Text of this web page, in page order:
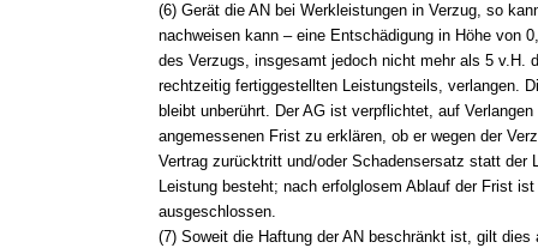
(6) Gerät die AN bei Werkleistungen in Verzug, so
nachweisen kann – eine Entschädigung in Höhe von
des Verzugs, insgesamt jedoch nicht mehr als 5 v.H.
rechtzeitig fertiggestellten Leistungsteils, verlangen.
bleibt unberührt. Der AG ist verpflichtet, auf
angemessenen Frist zu erklären, ob er wegen der
Vertrag zurücktritt und/oder Schadensersatz statt der
Leistung besteht; nach erfolglosem Ablauf der Frist
ausgeschlossen.
(7) Soweit die Haftung der AN beschränkt ist, gilt dies